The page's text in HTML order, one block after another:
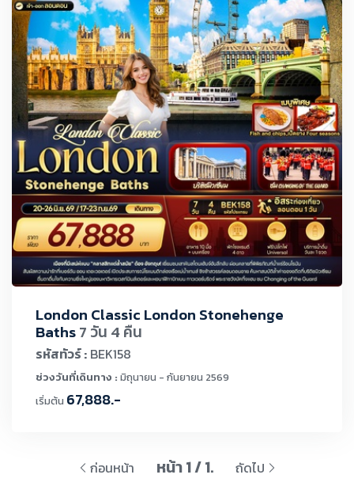
London Classic London Stonehenge
Baths7 วัน 4 คืน
รหัสทัวร์ : BEK158
ช่วงวันที่เดินทาง : มิถุนายน - กันยายน 2569
เริ่มต้น 67,888.-
ก่อนหน้า หน้า 1 / 1. ถัดไป